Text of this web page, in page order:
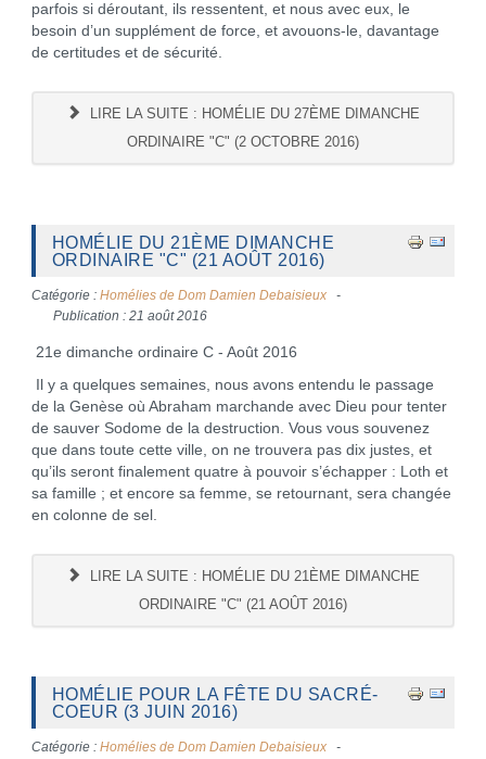
parfois si déroutant, ils ressentent, et nous avec eux, le
besoin d’un supplément de force, et avouons-le, davantage
de certitudes et de sécurité.
LIRE LA SUITE : HOMÉLIE DU 27ÈME DIMANCHE
ORDINAIRE "C" (2 OCTOBRE 2016)
HOMÉLIE DU 21ÈME DIMANCHE
ORDINAIRE "C" (21 AOÛT 2016)
Catégorie : Homélies de Dom Damien Debaisieux
Publication : 21 août 2016
21e dimanche ordinaire C - Août 2016
Il y a quelques semaines, nous avons entendu le passage
de la Genèse où Abraham marchande avec Dieu pour tenter
de sauver Sodome de la destruction. Vous vous souvenez
que dans toute cette ville, on ne trouvera pas dix justes, et
qu’ils seront finalement quatre à pouvoir s’échapper : Loth et
sa famille ; et encore sa femme, se retournant, sera changée
en colonne de sel.
LIRE LA SUITE : HOMÉLIE DU 21ÈME DIMANCHE
ORDINAIRE "C" (21 AOÛT 2016)
HOMÉLIE POUR LA FÊTE DU SACRÉ-
COEUR (3 JUIN 2016)
Catégorie : Homélies de Dom Damien Debaisieux